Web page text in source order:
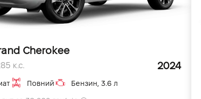
Cherokee
к.с. 2024
Повний Бензин, 3.6 л